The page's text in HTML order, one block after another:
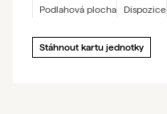
podlahová plocha dispozice
Stáhnout kartu jednotky